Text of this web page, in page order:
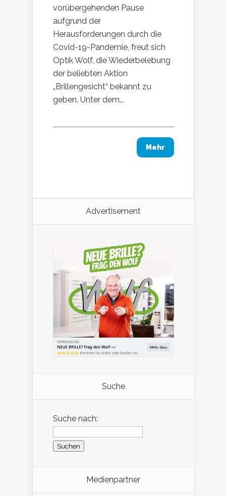
vorübergehenden Pause
aufgrund der
Herausforderungen durch die
Covid-19-Pandemie, freut sich
Optik Wolf, die Wiederbelebung
der beliebten Aktion
„Brillengesicht“ bekannt zu
geben. Unter dem...
Mehr
Advertisement
Suche
Suche nach:
Medienpartner